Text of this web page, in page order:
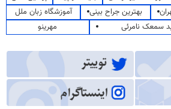
بهترین جراح بینی
آموزشگاه زبان ملل
سمعک نامرئی
مهرینو